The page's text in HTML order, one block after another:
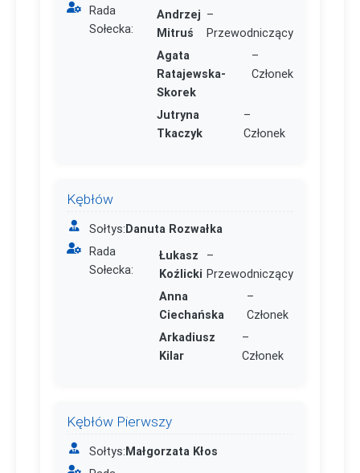
Rada
Sołecka:
Andrzej
Mitruś
–
Przewodniczący
Agata
Ratajewska-
Skorek
–
Członek
Jutryna
Tkaczyk
–
Członek
Kębłów
Sołtys:Danuta Rozwałka
Rada
Sołecka:
Łukasz
Koźlicki
–
Przewodniczący
Anna
Ciechańska
–
Członek
Arkadiusz
Kilar
–
Członek
Kębłów Pierwszy
Sołtys:Małgorzata Kłos